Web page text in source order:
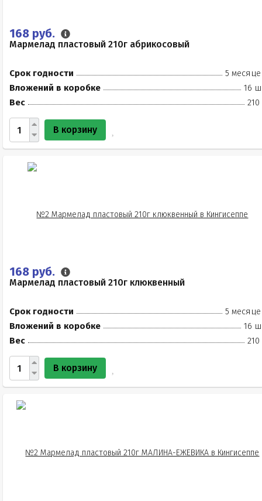
168 руб.
Мармелад пластовый 210г абрикосовый
Срок годности
5
Вложений в коробке
16
Вес
210
В корзину
168 руб.
Мармелад пластовый 210г клюквенный
Срок годности
5
Вложений в коробке
16
Вес
210
В корзину